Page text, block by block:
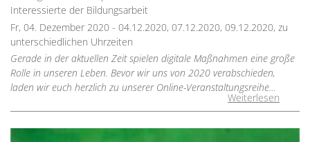
Interessierte der Bildungsarbeit
Fr, 04. Dezember 2020 - 04.12.2020, 07.12.2020, 09.12.2020, zu
unterschiedlichen Uhrzeiten
Gerade in der aktuellen Zeit spielen digitale Maßnahmen eine große
Rolle in unseren Leben. Bevor wir uns von 2020 verabschieden,
laden wir euch herzlich zu unserer Online-Veranstaltungsreihe…
Weiterlesen